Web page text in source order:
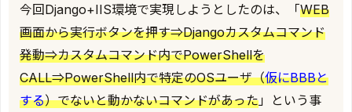
今回Django+IIS環境で実現しようとしたのは、「WEB
画面から実行ボタンを押す⇒Djangoカスタムコマンド
発動⇒カスタムコマンド内でPowerShellを
CALL⇒PowerShell内で特定のOSユーザ（仮にBBBと
する）でないと動かないコマンドがあった 」という事